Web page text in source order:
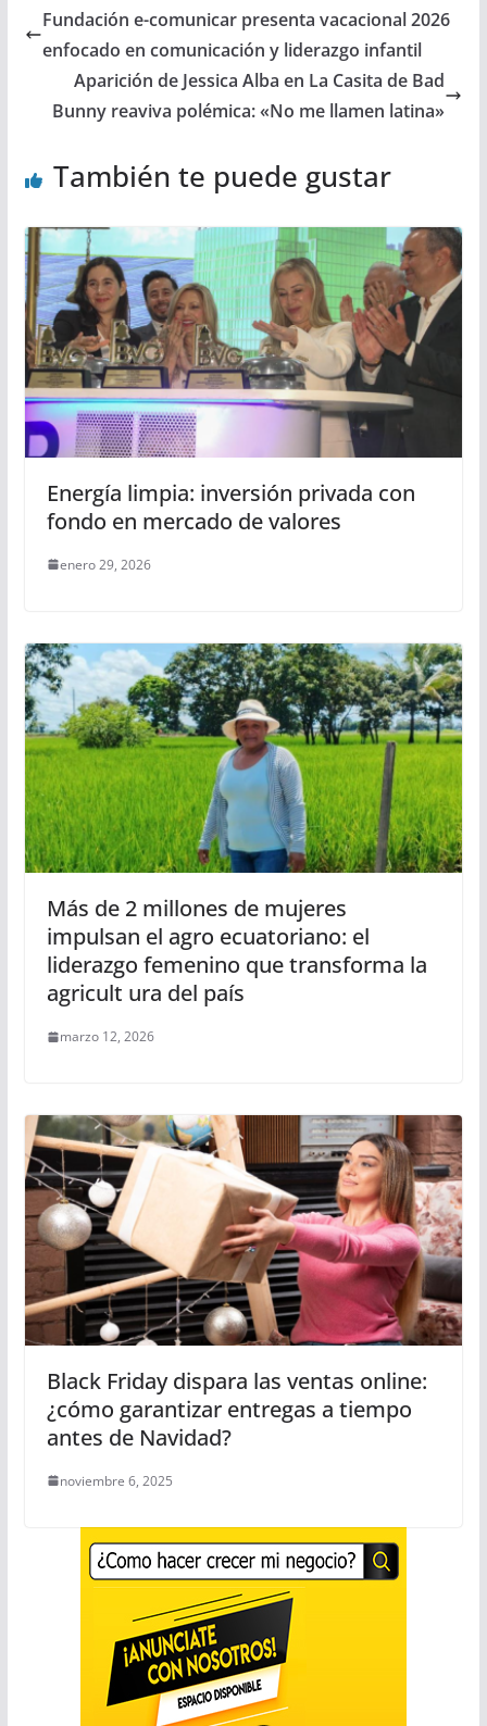
Fundación e-comunicar presenta vacacional 2026
enfocado en comunicación y liderazgo infantil
Aparición de Jessica Alba en La Casita de Bad
Bunny reaviva polémica: «No me llamen latina»
También te puede gustar
Energía limpia: inversión privada con
fondo en mercado de valores
enero 29, 2026
Más de 2 millones de mujeres
impulsan el agro ecuatoriano: el
liderazgo femenino que transforma la
agricult ura del país
marzo 12, 2026
Black Friday dispara las ventas online:
¿cómo garantizar entregas a tiempo
antes de Navidad?
noviembre 6, 2025